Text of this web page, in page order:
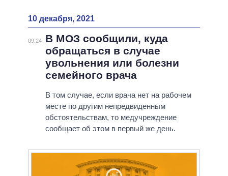
10 декабря, 2021
09:24
В МОЗ сообщили, куда
обращаться в случае
увольнения или болезни
семейного врача
В том случае, если врача нет на рабочем
месте по другим непредвиденным
обстоятельствам, то медучреждение
сообщает об этом в первый же день.